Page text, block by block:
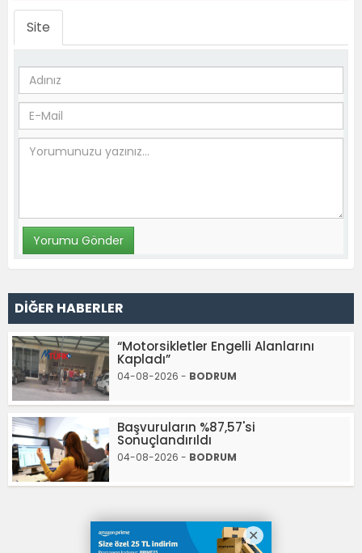
Site
DİĞER HABERLER
“Motorsikletler Engelli Alanlarını
Kapladı”
04-08-2026 - BODRUM
Başvuruların %87,57'si
Sonuçlandırıldı
04-08-2026 - BODRUM